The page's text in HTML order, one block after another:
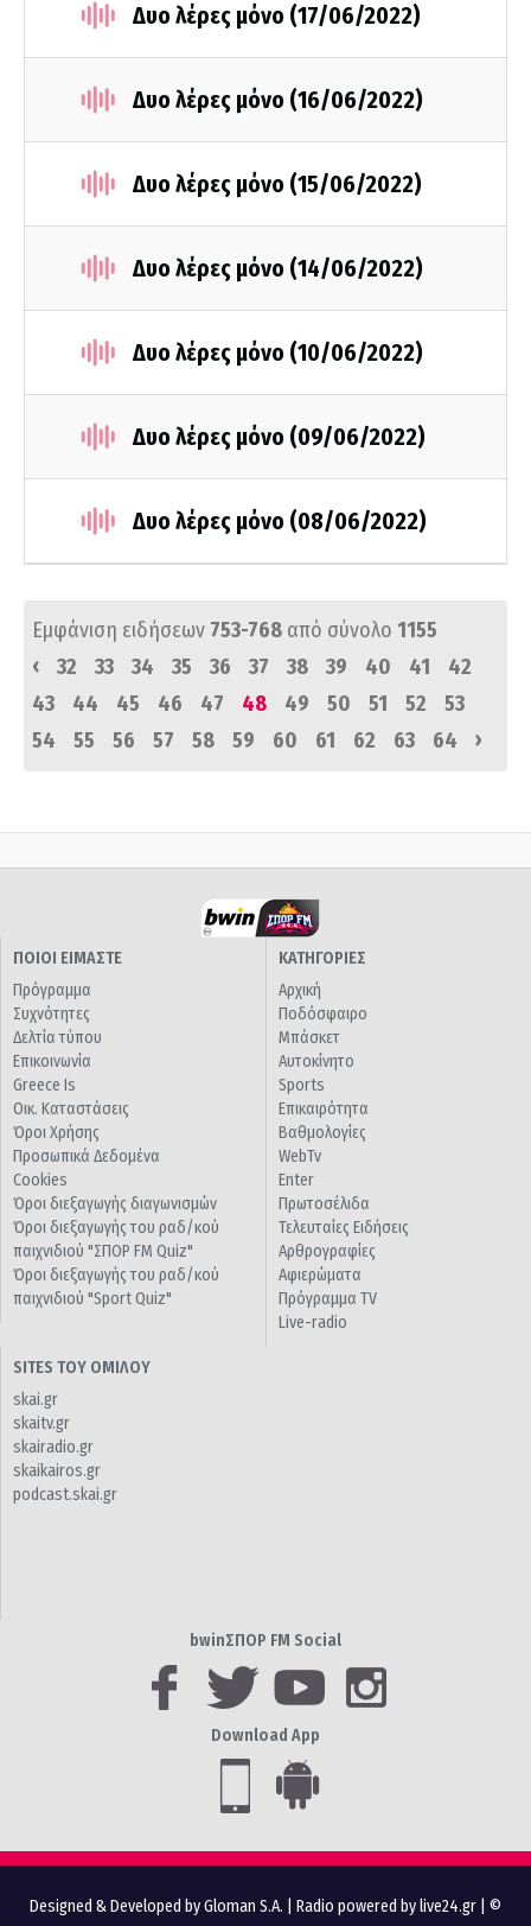
Δυο λέρες μόνο (17/06/2022)
Δυο λέρες μόνο (16/06/2022)
Δυο λέρες μόνο (15/06/2022)
Δυο λέρες μόνο (14/06/2022)
Δυο λέρες μόνο (10/06/2022)
Δυο λέρες μόνο (09/06/2022)
Δυο λέρες μόνο (08/06/2022)
Εμφάνιση ειδήσεων 753-768 από σύνολο 1155
‹
32 33 34 35 36 37 38 39 40 41
42
43
44 45 46 47 48 49 50 51 52
53
54
55 56 57 58 59 60 61 62 63 64 ›
ΠΟΙΟΙ ΕΙΜΑΣΤΕ
Πρόγραμμα
Συχνότητες
Δελτία τύπου
Επικοινωνία
Greece Is
Οικ. Καταστάσεις
Όροι Χρήσης
Προσωπικά Δεδομένα
Cookies
Όροι διεξαγωγής διαγωνισμών
Όροι διεξαγωγής του ραδ/κού
παιχνιδιού "ΣΠΟΡ FM Quiz"
Όροι διεξαγωγής του ραδ/κού
παιχνιδιού "Sport Quiz"
ΚΑΤΗΓΟΡΙΕΣ
Αρχική
Ποδόσφαιρο
Μπάσκετ
Αυτοκίνητο
Sports
Επικαιρότητα
Βαθμολογίες
WebTv
Enter
Πρωτοσέλιδα
Τελευταίες Ειδήσεις
Αρθρογραφίες
Αφιερώματα
Πρόγραμμα TV
Live-radio
SITES ΤΟΥ ΟΜΙΛΟΥ
skai.gr
skaitv.gr
skairadio.gr
skaikairos.gr
podcast.skai.gr
bwinΣΠΟΡ FM Social
Download App
Designed & Developed by Gloman S.A. Radio powered by live24.gr | ©